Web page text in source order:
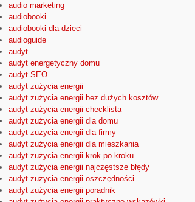
audio marketing
audiobooki
audiobooki dla dzieci
audioguide
audyt
audyt energetyczny domu
audyt SEO
audyt zużycia energii
audyt zużycia energii bez dużych kosztów
audyt zużycia energii checklista
audyt zużycia energii dla domu
audyt zużycia energii dla firmy
audyt zużycia energii dla mieszkania
audyt zużycia energii krok po kroku
audyt zużycia energii najczęstsze błędy
audyt zużycia energii oszczędności
audyt zużycia energii poradnik